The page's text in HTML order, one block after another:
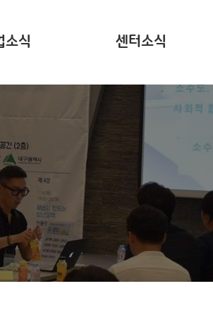
소식 센터소식
자료집
영상
뉴스레터(~2023)
계약현황 공시